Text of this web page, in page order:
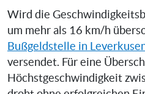
Wird die
um mehr als 16 km/h
Bußgeldstelle in
versendet. Für eine
Höchstgeschwindigkeit